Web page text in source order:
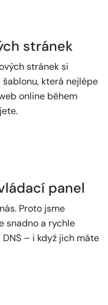
stránek
stránek si
která nejlépe
online během
panel
Proto jsme
snadno a rychle
– i když jich máte